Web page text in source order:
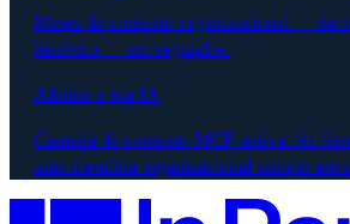
Meses de contexto organizacional —
histórico — em segundos.
Alinhar a sua IA
Camada de contexto MCP-nativa. As
uma memória organizacional sempre